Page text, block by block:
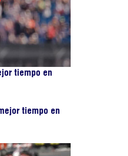
tiempo en
tiempo en